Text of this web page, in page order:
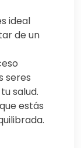
ideal
de un
seres
salud.
estás